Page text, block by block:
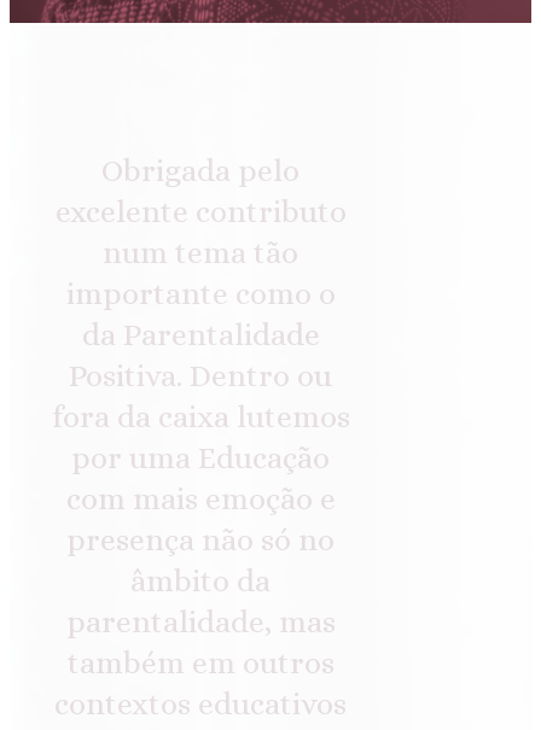
Obrigada pelo
excelente contributo
num tema tão
importante como o
da Parentalidade
Positiva. Dentro ou
fora da caixa lutemos
por uma Educação
com mais emoção e
presença não só no
âmbito da
parentalidade, mas
também em outros
contextos educativos